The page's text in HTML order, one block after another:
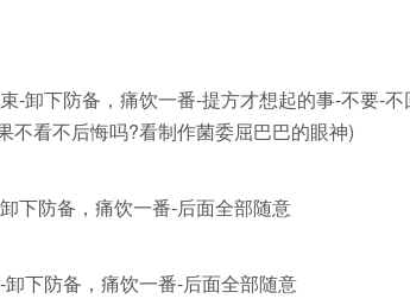
卸下防备，痛饮一番-提方才想起的事-不要-不
不看不后悔吗?看制作菌委屈巴巴的眼神)
下防备，痛饮一番-后面全部随意
下防备，痛饮一番-后面全部随意